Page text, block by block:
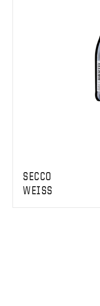
SECCO
WEISS